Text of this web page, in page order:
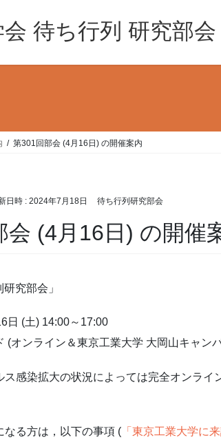
会 待ち行列 研究部会
第301回部会 (4月16日) の開催案内
日時 : 2024年7月18日 待ち行列研究部会
会 (4月16日) の開催
究部会」
日 (土) 14:00～17:00
(オンライン＆東京工業大学 大岡山キャン
感染拡大の状況によっては完全オンライ
なる方は，以下の事項 ( 「東京工業大学に